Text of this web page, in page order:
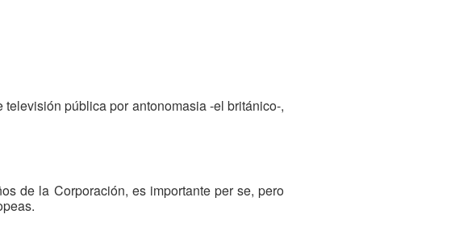
pública por antonomasia -el británico-,
de la Corporación, es importante per se, pero